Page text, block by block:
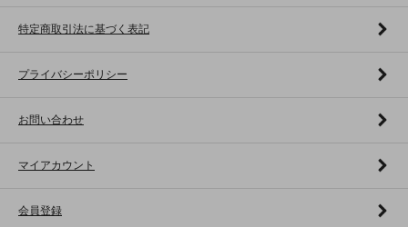
特定商取引法に基づく表記
プライバシーポリシー
お問い合わせ
マイアカウント
会員登録